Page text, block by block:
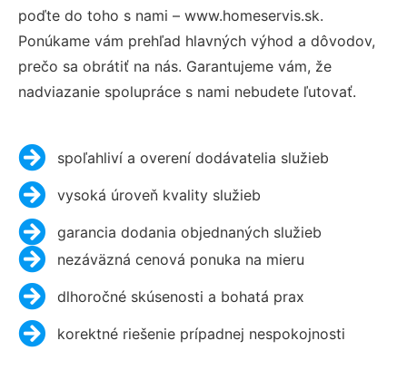
poďte do toho s nami – www.homeservis.sk.
Ponúkame vám prehľad hlavných výhod a dôvodov,
prečo sa obrátiť na nás. Garantujeme vám, že
nadviazanie spolupráce s nami nebudete ľutovať.
spoľahliví a overení dodávatelia služieb
vysoká úroveň kvality služieb
garancia dodania objednaných služieb
nezáväzná cenová ponuka na mieru
dlhoročné skúsenosti a bohatá prax
korektné riešenie prípadnej nespokojnosti